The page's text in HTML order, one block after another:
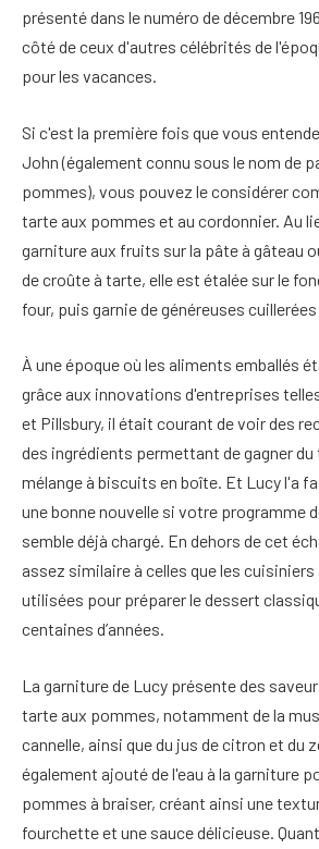
présenté dans le numéro de décembre
côté de ceux d'autres célébrités de
pour les vacances.
Si c'est la première fois que vous
John (également connu sous le nom de
pommes), vous pouvez le considérer
tarte aux pommes et au cordonnier. Au
garniture aux fruits sur la pâte à gâteau
de croûte à tarte, elle est étalée sur le
four, puis garnie de généreuses
À une époque où les aliments emballés
grâce aux innovations d'entreprises
et Pillsbury, il était courant de voir des
des ingrédients permettant de gagner
mélange à biscuits en boîte. Et Lucy l'a
une bonne nouvelle si votre programme
semble déjà chargé. En dehors de cet
assez similaire à celles que les
utilisées pour préparer le dessert
centaines d’années.
La garniture de Lucy présente des
tarte aux pommes, notamment de la
cannelle, ainsi que du jus de citron et du
également ajouté de l'eau à la garniture
pommes à braiser, créant ainsi une
fourchette et une sauce délicieuse.